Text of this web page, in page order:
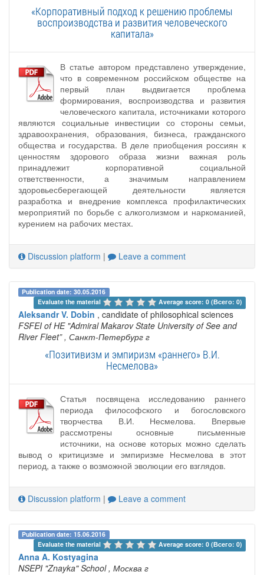
«Корпоративный подход к решению проблемы
воспроизводства и развития человеческого
капитала»
В статье автором представлено утверждение,
что в современном российском обществе на
первый план выдвигается проблема
формирования, воспроизводства и развития
человеческого капитала, источниками которого
являются социальные инвестиции со стороны семьи,
здравоохранения, образования, бизнеса, гражданского
общества и государства. В деле приобщения россиян к
ценностям здорового образа жизни важная роль
принадлежит корпоративной социальной
ответственности, а значимым направлением
здоровьесберегающей деятельности является
разработка и внедрение комплекса профилактических
мероприятий по борьбе с алкоголизмом и наркоманией,
курением на рабочих местах.
Discussion platform | Leave a comment
Publication date: 30.05.2016
Evaluate the material
Average score: 0 (Всего: 0)
Aleksandr V. Dobin , candidate of philosophical sciences
FSFEI of HE "Admiral Makarov State University of See and
River Fleet” , Санкт-Петербург г
«Позитивизм и эмпиризм «раннего» В.И.
Несмелова»
Статья посвящена исследованию раннего
периода философского и богословского
творчества В.И. Несмелова. Впервые
рассмотрены основные письменные
источники, на основе которых можно сделать
вывод о критицизме и эмпиризме Несмелова в этот
период, а также о возможной эволюции его взглядов.
Discussion platform | Leave a comment
Publication date: 15.06.2016
Evaluate the material
Average score: 0 (Всего: 0)
Anna A. Kostyagina
NSEPI "Znayka" School , Москва г